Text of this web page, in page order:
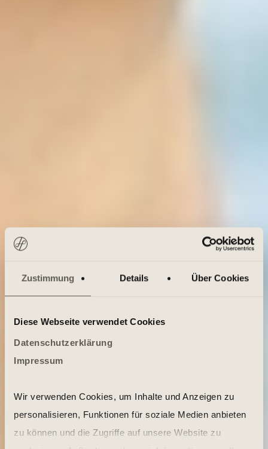
Zustimmung Details Über Cookies
Diese Webseite verwendet Cookies
Datenschutzerklärung
Impressum
Wir verwenden Cookies, um Inhalte und Anzeigen zu
personalisieren, Funktionen für soziale Medien anbieten
zu können und die Zugriffe auf unsere Website zu